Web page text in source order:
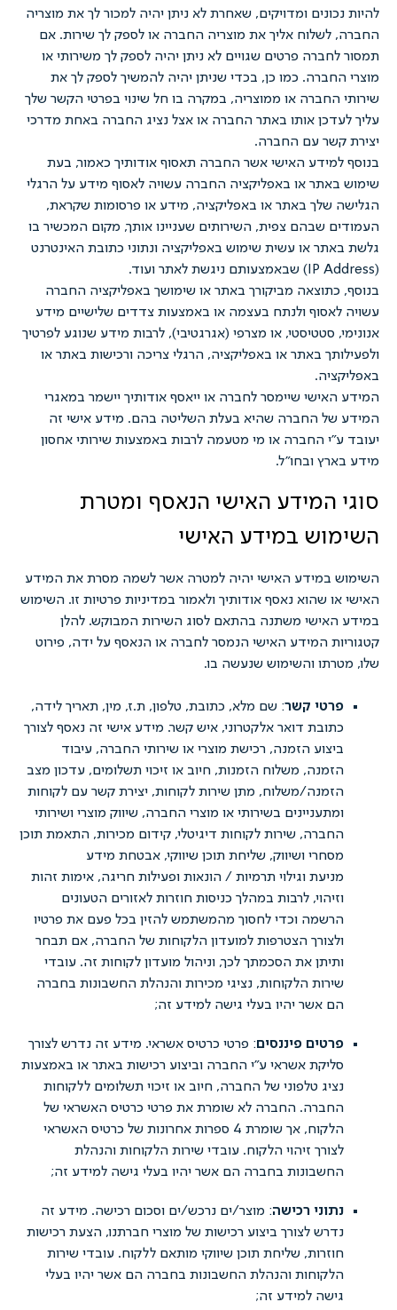
ומדויקים, שאחרת לא ניתן יהיה למכור לך את מוצריה
אליך את מוצריה החברה או לספק לך שירות. אם
פרטים שגויים לא ניתן יהיה לספק לך משירותי או
כמו כן, בכדי שניתן יהיה להמשיך לספק לך את
החברה או ממוצריה, במקרה בו חל שינוי בפרטי הקשר שלך
אותו באתר החברה או אצל נציג החברה באחת מדרכי
עם החברה.
האישי אשר החברה תאסוף אודותיך כאמור, בעת
או באפליקציה החברה עשויה לאסוף מידע על הרגלי
שלך באתר או באפליקציה, מידע או פרסומות שקראת,
שבהם צפית, השירותים שעניינו אותך, מקום המכשיר בו
או עשית שימוש באפליקציה ונתוני כתובת האינטרנט
מביקורך באתר או שימושך באפליקציה החברה
ולנתח בעצמה או באמצעות צדדים שלישיים מידע
סטטיסטי, או מצרפי (אגרגטיבי), לרבות מידע שנוגע לפרטיך
באתר או באפליקציה, הרגלי צריכה ורכישות באתר או
שיימסר לחברה או ייאסף אודותיך יישמר במאגרי
החברה שהיא בעלת השליטה בהם. מידע אישי זה
החברה או מי מטעמה לרבות באמצעות שירותי אחסון
ובחו"ל.
המידע האישי הנאסף ומטרת
במידע האישי
במידע האישי יהיה למטרה אשר לשמה מסרת את המידע
שהוא נאסף אודותיך ולאמור במדיניות פרטיות זו. השימוש
משתנה בהתאם לסוג השירות המבוקש. להלן
המידע האישי הנמסר לחברה או הנאסף על ידה, פירוט
והשימוש שנעשה בו.
קשר: שם מלא, כתובת, טלפון, ת.ז, מין, תאריך לידה,
דואר אלקטרוני, איש קשר. מידע אישי זה נאסף לצורך
הזמנה, רכישת מוצרי או שירותי החברה, עיבוד
משלוח הזמנות, חיוב או זיכוי תשלומים, עדכון מצב
משלוח, מתן שירות לקוחות, יצירת קשר עם לקוחות
בשירותי או מוצרי החברה, שיווק מוצרי ושירותי
שירות לקוחות דיגיטלי, קידום מכירות, התאמת תוכן
ושיווק, שליחת תוכן שיווקי, אבטחת מידע
וגילוי תרמיות / הונאות ופעילות חריגה, אימות זהות
לרבות במהלך כניסות חוזרות לאזורים הטעונים
וכדי לחסוך מהמשתמש להזין בכל פעם את פרטיו
הצטרפות למועדון הלקוחות של החברה, אם תבחר
את הסכמתך לכך, וניהול מועדון לקוחות זה. עובדי
הלקוחות, נציגי מכירות והנהלת החשבונות בחברה
אשר יהיו בעלי גישה למידע זה;
פיננסים: פרטי כרטיס אשראי. מידע זה נדרש לצורך
אשראי ע"י החברה וביצוע רכישות באתר או באמצעות
טלפוני של החברה, חיוב או זיכוי תשלומים ללקוחות
החברה לא שומרת את פרטי כרטיס האשראי של
הלקוח, אך שומרת 4 ספרות אחרונות של כרטיס האשראי
זיהוי הלקוח. עובדי שירות הלקוחות והנהלת
בחברה הם אשר יהיו בעלי גישה למידע זה;
רכישה: מוצר/ים נרכש/ים וסכום רכישה. מידע זה
לצורך ביצוע רכישות של מוצרי חברתנו, הצעת רכישות
שליחת תוכן שיווקי מותאם ללקוח. עובדי שירות
והנהלת החשבונות בחברה הם אשר יהיו בעלי
למידע זה;